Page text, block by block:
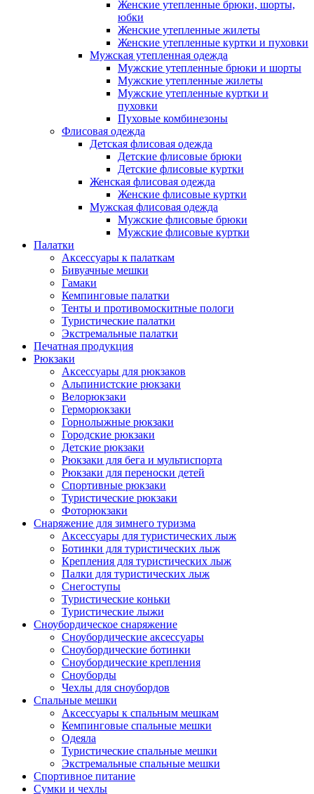
Женские утепленные брюки, шорты,
юбки
Женские утепленные жилеты
Женские утепленные куртки и пуховки
Мужская утепленная одежда
Мужские утепленные брюки и шорты
Мужские утепленные жилеты
Мужские утепленные куртки и
пуховки
Пуховые комбинезоны
Флисовая одежда
Детская флисовая одежда
Детские флисовые брюки
Детские флисовые куртки
Женская флисовая одежда
Женские флисовые куртки
Мужская флисовая одежда
Мужские флисовые брюки
Мужские флисовые куртки
Палатки
Аксессуары к палаткам
Бивуачные мешки
Гамаки
Кемпинговые палатки
Тенты и противомоскитные пологи
Туристические палатки
Экстремальные палатки
Печатная продукция
Рюкзаки
Аксессуары для рюкзаков
Альпинистские рюкзаки
Велорюкзаки
Герморюкзаки
Горнолыжные рюкзаки
Городские рюкзаки
Детские рюкзаки
Рюкзаки для бега и мультиспорта
Рюкзаки для переноски детей
Спортивные рюкзаки
Туристические рюкзаки
Фоторюкзаки
Снаряжение для зимнего туризма
Аксессуары для туристических лыж
Ботинки для туристических лыж
Крепления для туристических лыж
Палки для туристических лыж
Снегоступы
Туристические коньки
Туристические лыжи
Сноубордическое снаряжение
Сноубордические аксессуары
Сноубордические ботинки
Сноубордические крепления
Сноуборды
Чехлы для сноубордов
Спальные мешки
Аксессуары к спальным мешкам
Кемпинговые спальные мешки
Одеяла
Туристические спальные мешки
Экстремальные спальные мешки
Спортивное питание
Сумки и чехлы